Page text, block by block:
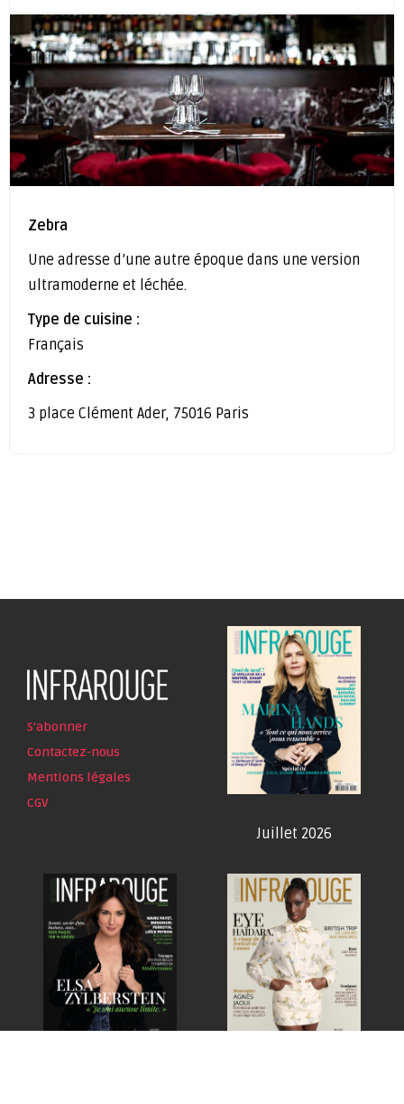
Zebra
Une adresse d’une autre époque dans une version
ultramoderne et léchée.
Type de cuisine :
Français
Adresse :
3 place Clément Ader, 75016 Paris
S'abonner
Contactez-nous
Mentions légales
CGV
Juillet 2026